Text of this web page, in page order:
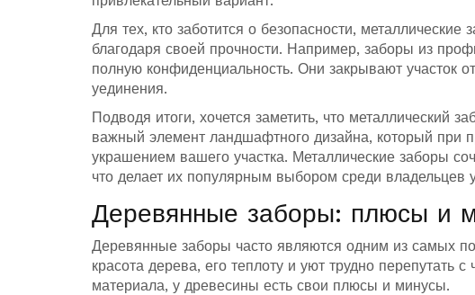
Для тех, кто заботится о безопасности,
благодаря своей прочности. Например, заборы из
полную конфиденциальность. Они закрывают участок
уединения.
Подводя итоги, хочется заметить, что металлический
важный элемент ландшафтного дизайна, который при
украшением вашего участка. Металлические заборы
что делает их популярным выбором среди владельцев
Деревянные заборы: плюсы и
Деревянные заборы часто являются одним из самых
красота дерева, его теплоту и уют трудно перепутать
материала, у древесины есть свои плюсы и минусы.